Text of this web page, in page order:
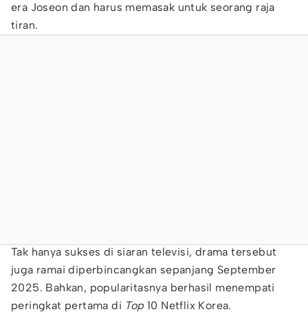
era Joseon dan harus memasak untuk seorang raja
tiran.
Tak hanya sukses di siaran televisi, drama tersebut
juga ramai diperbincangkan sepanjang September
2025. Bahkan, popularitasnya berhasil menempati
peringkat pertama di Top10 Netflix Korea.